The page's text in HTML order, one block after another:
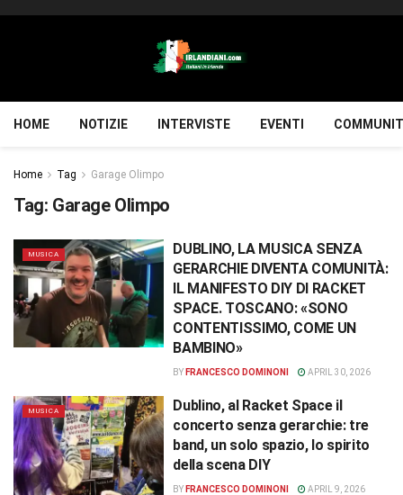
HOME NOTIZIE INTERVISTE EVENTI
Home Tag Garage Olimpo
Tag: Garage Olimpo
MUSICA
DUBLINO, LA MUSICA SENZA
GERARCHIE DIVENTA COMUNITÀ:
IL MANIFESTO DIY DI RACKET
SPACE. TOSCANO: «SONO
CONTENTISSIMO, COME UN
BAMBINO»
BY FRANCESCO DOMINONI APRIL 30, 2026
MUSICA
Dublino, al Racket Space il
concerto senza gerarchie: tre
band, un solo spazio, lo spirito
della scena DIY
BY FRANCESCO DOMINONI APRIL 9, 2026